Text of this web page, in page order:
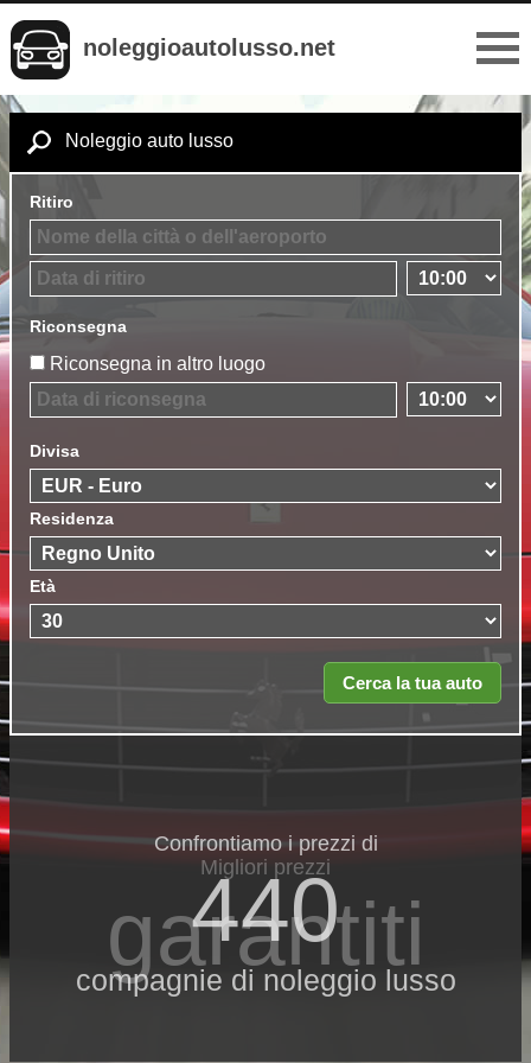
noleggioautolusso.net
Noleggio auto lusso
Ritiro
Riconsegna
Riconsegna in altro luogo
Divisa
Residenza
Età
Confrontiamo i prezzi di
440
compagnie di noleggio lusso
Migliori prezzi
garantiti